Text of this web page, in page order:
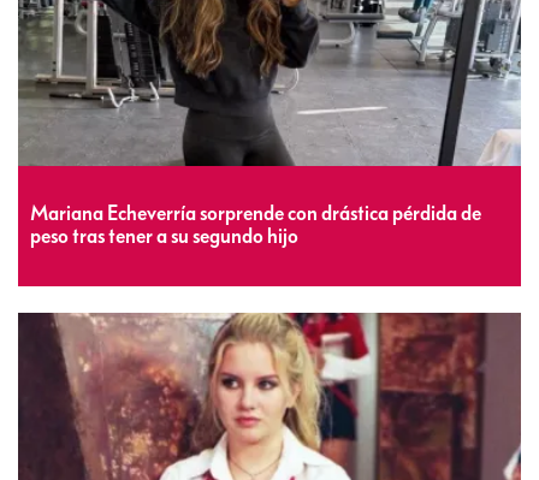
Mariana Echeverría sorprende con drástica pérdida de
peso tras tener a su segundo hijo